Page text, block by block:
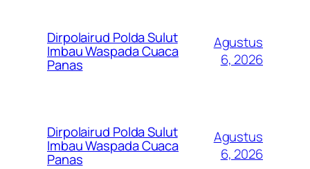
Dirpolairud Polda Sulut
Imbau Waspada Cuaca
Panas
Agustus
6, 2026
Dirpolairud Polda Sulut
Imbau Waspada Cuaca
Panas
Agustus
6, 2026